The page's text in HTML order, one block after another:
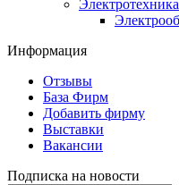
Электротехника
Информация
Отзывы
База Фирм
Добавить фирму
Выставки
Вакансии
Подписка на новости